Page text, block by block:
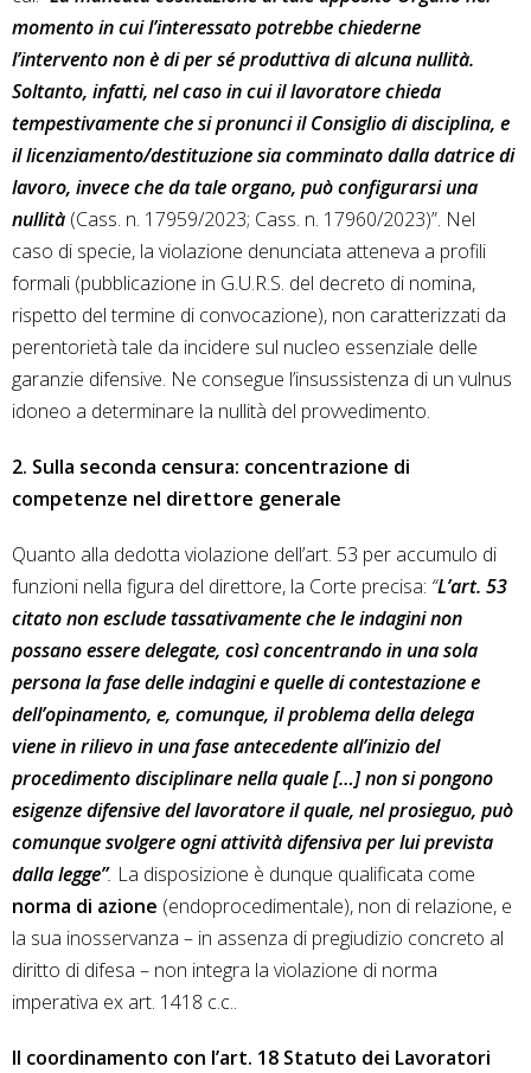
momento in cui l’interessato potrebbe chiederne
l’intervento non è di per sé produttiva di alcuna nullità.
Soltanto, infatti, nel caso in cui il lavoratore chieda
tempestivamente che si pronunci il Consiglio di disciplina, e
il licenziamento/destituzione sia comminato dalla datrice di
lavoro, invece che da tale organo, può configurarsi una
nullità (Cass. n. 17959/2023; Cass. n. 17960/2023)”. Nel
caso di specie, la violazione denunciata atteneva a profili
formali (pubblicazione in G.U.R.S. del decreto di nomina,
rispetto del termine di convocazione), non caratterizzati da
perentorietà tale da incidere sul nucleo essenziale delle
garanzie difensive. Ne consegue l’insussistenza di un vulnus
idoneo a determinare la nullità del provvedimento.
2. Sulla seconda censura: concentrazione di
competenze nel direttore generale
Quanto alla dedotta violazione dell’art. 53 per accumulo di
funzioni nella figura del direttore, la Corte precisa: “L’art. 53
citato non esclude tassativamente che le indagini non
possano essere delegate, così concentrando in una sola
persona la fase delle indagini e quelle di contestazione e
dell’opinamento, e, comunque, il problema della delega
viene in rilievo in una fase antecedente all’inizio del
procedimento disciplinare nella quale […] non si pongono
esigenze difensive del lavoratore il quale, nel prosieguo, può
comunque svolgere ogni attività difensiva per lui prevista
dalla legge”. La disposizione è dunque qualificata come
norma di azione (endoprocedimentale), non di relazione, e
la sua inosservanza – in assenza di pregiudizio concreto al
diritto di difesa – non integra la violazione di norma
imperativa ex art. 1418 c.c..
Il coordinamento con l’art. 18 Statuto dei Lavoratori